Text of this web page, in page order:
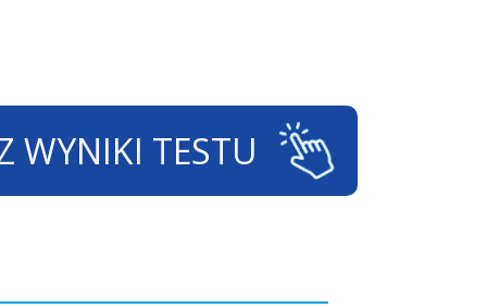
WYNIKI TESTU